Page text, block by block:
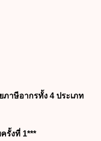
าษีอากรทั้ง 4 ประเภท
รั้งที่ 1***